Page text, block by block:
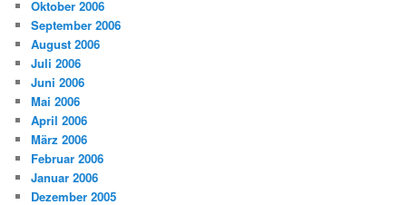
Oktober 2006
September 2006
August 2006
Juli 2006
Juni 2006
Mai 2006
April 2006
März 2006
Februar 2006
Januar 2006
Dezember 2005